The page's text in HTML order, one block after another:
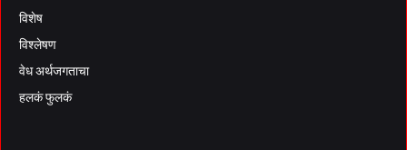
विशेष
विश्लेषण
वेध अर्थजगताचा
हलकं फुलकं